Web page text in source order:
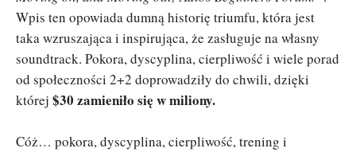
Wpis ten opowiada dumną historię triumfu, która jest
taka wzruszająca i inspirująca, że zasługuje na własny
soundtrack. Pokora, dyscyplina, cierpliwość i wiele porad
od społeczności 2+2 doprowadziły do chwili, dzięki
której $30 zamieniło się w miliony.
Cóż… pokora, dyscyplina, cierpliwość, trening i